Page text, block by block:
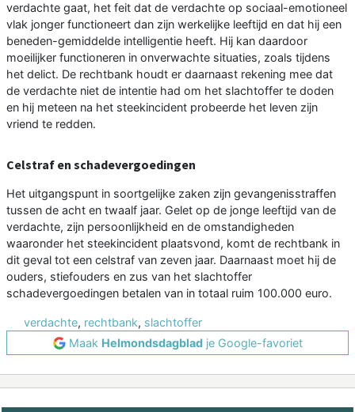
verdachte gaat, het feit dat de verdachte op sociaal-emotioneel
vlak jonger functioneert dan zijn werkelijke leeftijd en dat hij een
beneden-gemiddelde intelligentie heeft. Hij kan daardoor
moeilijker functioneren in onverwachte situaties, zoals tijdens
het delict. De rechtbank houdt er daarnaast rekening mee dat
de verdachte niet de intentie had om het slachtoffer te doden
en hij meteen na het steekincident probeerde het leven zijn
vriend te redden.
Celstraf en schadevergoedingen
Het uitgangspunt in soortgelijke zaken zijn gevangenisstraffen
tussen de acht en twaalf jaar. Gelet op de jonge leeftijd van de
verdachte, zijn persoonlijkheid en de omstandigheden
waaronder het steekincident plaatsvond, komt de rechtbank in
dit geval tot een celstraf van zeven jaar. Daarnaast moet hij de
ouders, stiefouders en zus van het slachtoffer
schadevergoedingen betalen van in totaal ruim 100.000 euro.
verdachte, rechtbank, slachtoffer
Maak Helmondsdagbladje Google-favoriet